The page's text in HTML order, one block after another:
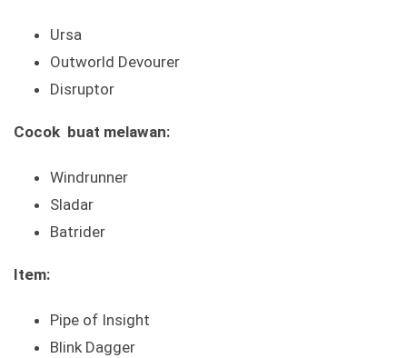
Ursa
Outworld Devourer
Disruptor
Cocok buat melawan:
Windrunner
Sladar
Batrider
Item:
Pipe of Insight
Blink Dagger